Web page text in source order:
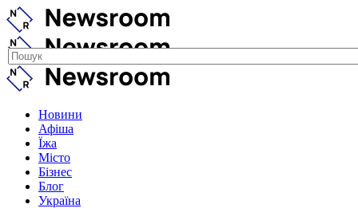
Новини
Афіша
Їжа
Місто
Бізнес
Блог
Україна